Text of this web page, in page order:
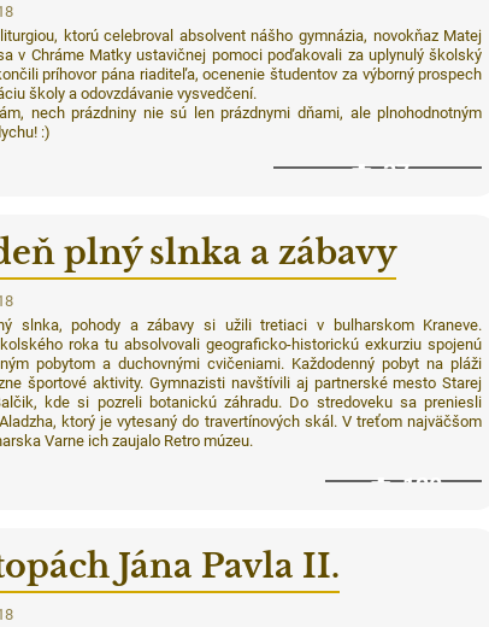
ktorú celebroval absolvent nášho gymnázia, novokňaz Matej
v Chráme Matky ustavičnej pomoci poďakovali za uplynulý školský
príhovor pána riaditeľa, ocenenie študentov za výborný prospech
školy a odovzdávanie vysvedčení.
nech prázdniny nie sú len prázdnymi dňami, ale plnohodnotným
:)
37
plný slnka a zábavy
slnka, pohody a zábavy si užili tretiaci v bulharskom Kraneve.
roka tu absolvovali geograficko-historickú exkurziu spojenú
pobytom a duchovnými cvičeniami. Každodenný pobyt na pláži
športové aktivity. Gymnazisti navštívili aj partnerské mesto Starej
kde si pozreli botanickú záhradu. Do stredoveku sa preniesli
ktorý je vytesaný do travertínových skál. V treťom najväčšom
Varne ich zaujalo Retro múzeu.
128
Jána Pavla II.